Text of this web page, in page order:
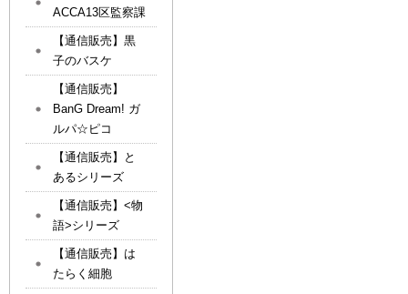
ACCA13区監察課
【通信販売】黒
子のバスケ
【通信販売】
BanG Dream! ガ
ルパ☆ピコ
【通信販売】と
あるシリーズ
【通信販売】<物
語>シリーズ
【通信販売】は
たらく細胞